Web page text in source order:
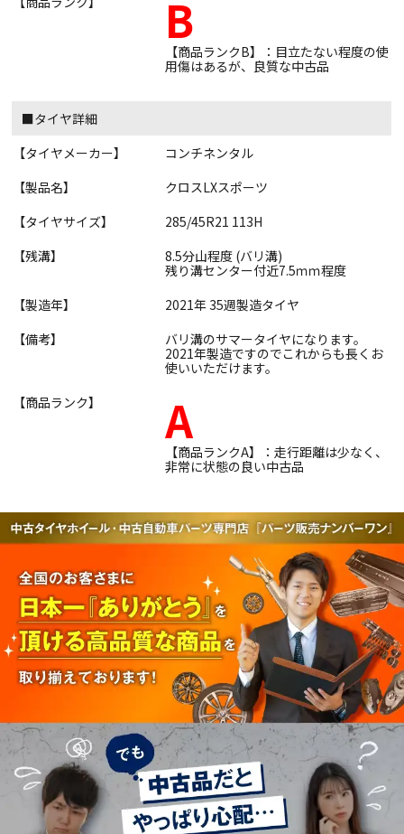
B
【商品ランクB】：目立たない程度の使
用傷はあるが、良質な中古品
■タイヤ詳細
【タイヤメーカー】
コンチネンタル
【製品名】
クロスLXスポーツ
【タイヤサイズ】
285/45R21 113H
【残溝】
8.5分山程度 (バリ溝)
残り溝センター付近7.5ｍｍ程度
【製造年】
2021年 35週製造タイヤ
【備考】
バリ溝のサマータイヤになります。
2021年製造ですのでこれからも長くお
使いいただけます。
【商品ランク】
A
【商品ランクA】：走行距離は少なく、
非常に状態の良い中古品